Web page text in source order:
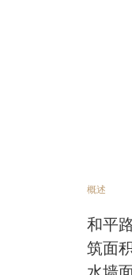
概述
和平
筑面